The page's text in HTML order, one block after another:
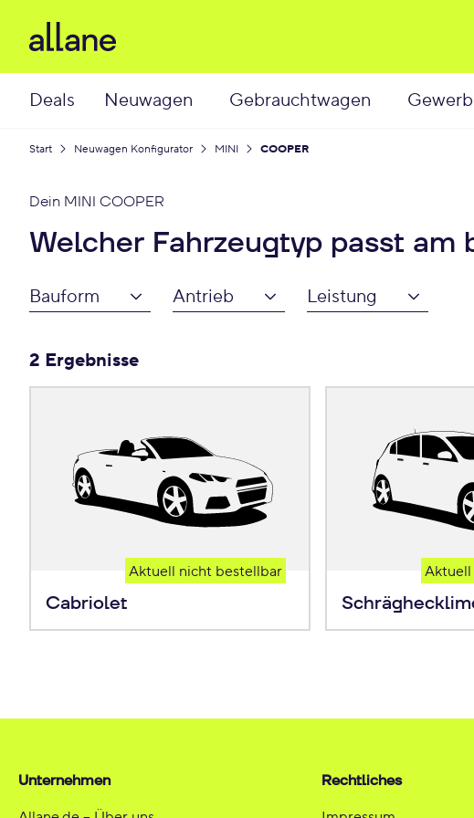
Deals Neuwagen Gebrauchtwagen
Dein MINI COOPER
Welcher Fahrzeugtyp passt am
Bauform Antrieb Leistung
2 Ergebnisse
Cabriolet
Aktuell nicht bestellbar
Start Neuwagen Konfigurator MINI COOPER
Unternehmen Rechtliches